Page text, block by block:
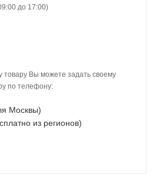
до 17:00)
Вы можете задать своему
по телефону:
Москвы)
из регионов)